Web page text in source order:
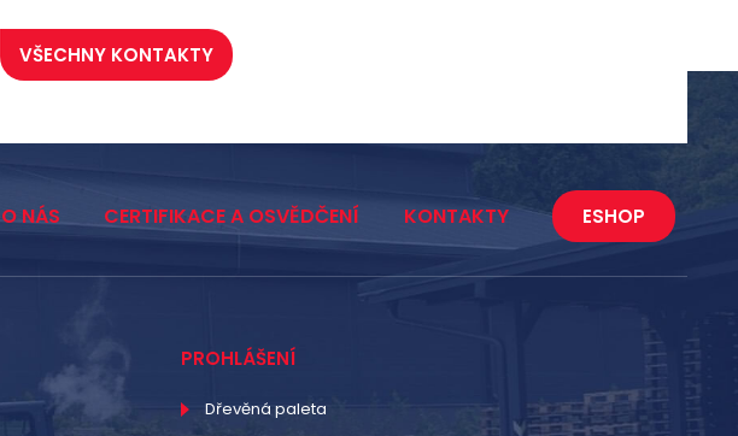
VŠECHNY KONTAKTY
O NÁS CERTIFIKACE A OSVĚDČENÍ KONTAKTY ESHOP
PROHLÁŠENÍ
Dřevěná paleta